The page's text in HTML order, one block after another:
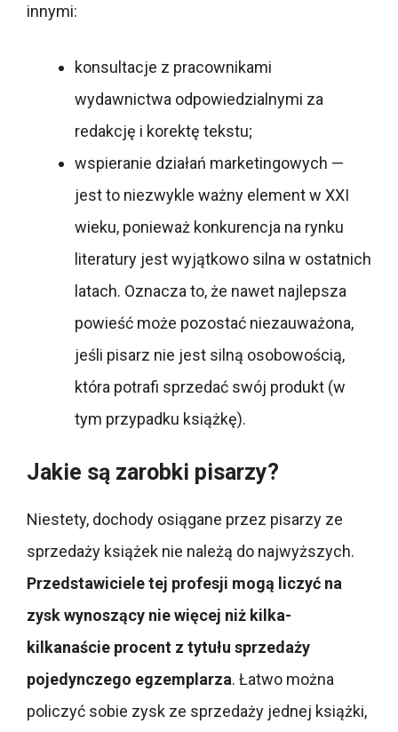
innymi:
konsultacje z pracownikami
wydawnictwa odpowiedzialnymi za
redakcję i korektę tekstu;
wspieranie działań marketingowych —
jest to niezwykle ważny element w XXI
wieku, ponieważ konkurencja na rynku
literatury jest wyjątkowo silna w ostatnich
latach. Oznacza to, że nawet najlepsza
powieść może pozostać niezauważona,
jeśli pisarz nie jest silną osobowością,
która potrafi sprzedać swój produkt (w
tym przypadku książkę).
Jakie są zarobki pisarzy?
Niestety, dochody osiągane przez pisarzy ze
sprzedaży książek nie należą do najwyższych.
Przedstawiciele tej profesji mogą liczyć na
zysk wynoszący nie więcej niż kilka-
kilkanaście procent z tytułu sprzedaży
pojedynczego egzemplarza. Łatwo można
policzyć sobie zysk ze sprzedaży jednej książki,